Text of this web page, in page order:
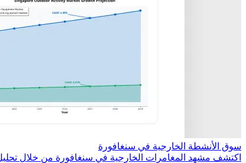
سوق الأنشطة الخارجية في سنغافورة
اكتشف مشهد المغامرات الخارجية في سنغافورة من خلال